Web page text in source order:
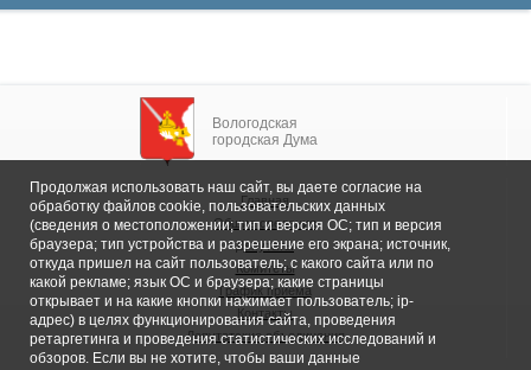
Вологодская
городская Дума
Главная
Общие сведения
Депутаты
Комитеты
График приема
Контакты
Депутатские объединения
Продолжая использовать наш сайт, вы даете согласие на
обработку файлов cookie, пользовательских данных
(сведения о местоположении; тип и версия ОС; тип и версия
браузера; тип устройства и разрешение его экрана; источник,
откуда пришел на сайт пользователь; с какого сайта или по
какой рекламе; язык ОС и браузера; какие страницы
открывает и на какие кнопки нажимает пользователь; ip-
адрес) в целях функционирования сайта, проведения
ретаргетинга и проведения статистических исследований и
обзоров. Если вы не хотите, чтобы ваши данные